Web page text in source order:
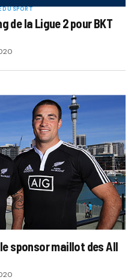
DU SPORT
de la Ligue 2 pour BKT
le sponsor maillot des All